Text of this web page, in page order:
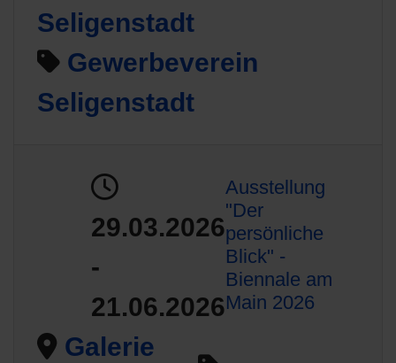
Seligenstadt
Gewerbeverein
Seligenstadt
29.03.2026
-
21.06.2026
Ausstellung
"Der
persönliche
Blick" -
Biennale am
Main 2026
Galerie